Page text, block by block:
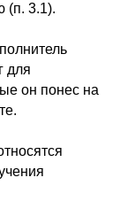
(п. 3.1).
для
он понес на